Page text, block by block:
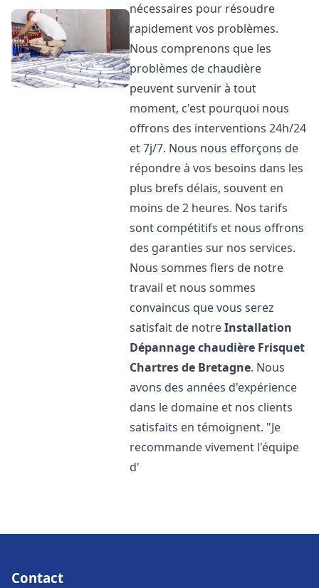
nécessaires pour résoudre
rapidement vos problèmes.
Nous comprenons que les
problèmes de chaudière
peuvent survenir à tout
moment, c'est pourquoi nous
offrons des interventions 24h/24
et 7j/7. Nous nous efforçons de
répondre à vos besoins dans les
plus brefs délais, souvent en
moins de 2 heures. Nos tarifs
sont compétitifs et nous offrons
des garanties sur nos services.
Nous sommes fiers de notre
travail et nous sommes
convaincus que vous serez
satisfait de notreInstallation
Dépannage chaudière Frisquet
Chartres de Bretagne. Nous
avons des années d'expérience
dans le domaine et nos clients
satisfaits en témoignent. "Je
recommande vivement l'équipe
d'
Contact